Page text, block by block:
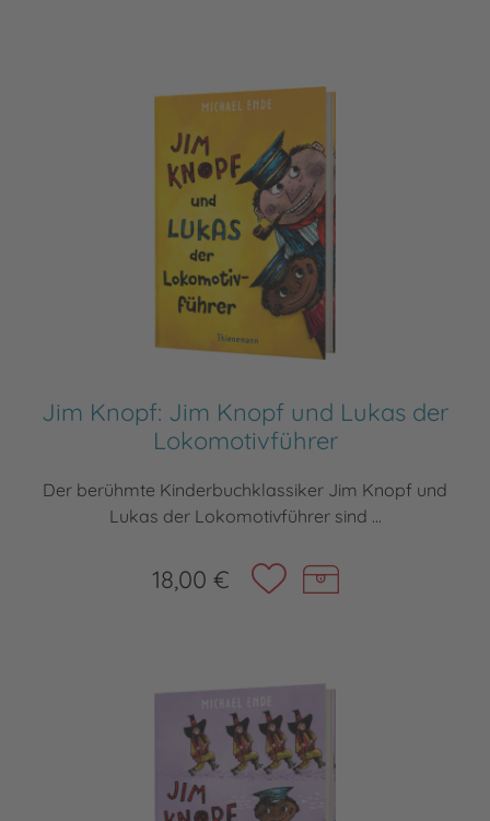
Jim Knopf: Jim Knopf und Lukas der
Lokomotivführer
Der berühmte Kinderbuchklassiker Jim Knopf und
Lukas der Lokomotivführer sind ...
18,00 €